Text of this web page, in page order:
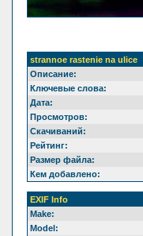
strannoe rastenie na ulice
Описание:
Ключевые слова:
Дата:
Просмотров:
Скачиваний:
Рейтинг:
Размер файла:
Кем добавлено:
EXIF Info
Make:
Model: